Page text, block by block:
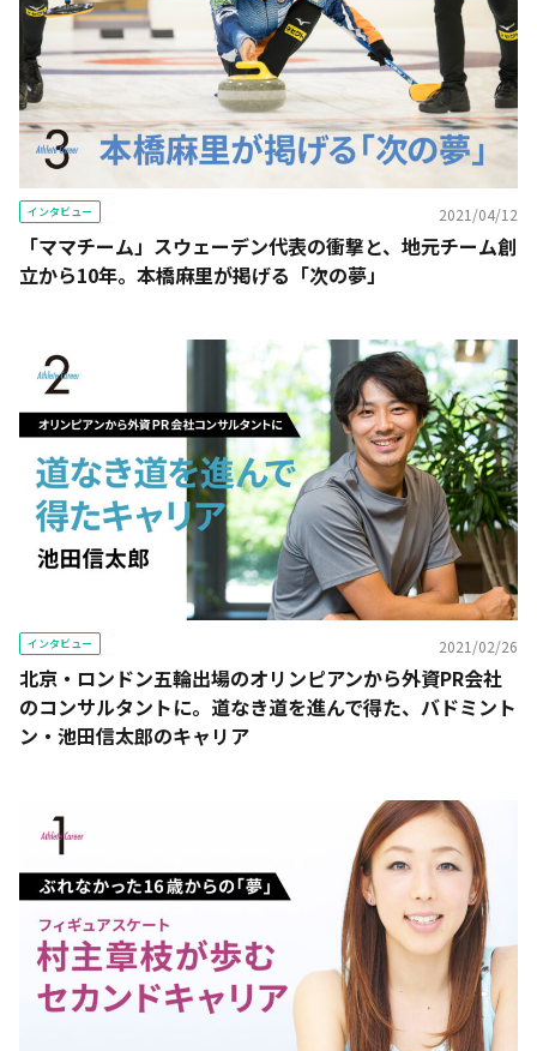
インタビュー 2021/04/12
「ママチーム」スウェーデン代表の衝撃と、地元チーム創
立から10年。本橋麻里が掲げる「次の夢」
インタビュー 2021/02/26
北京・ロンドン五輪出場のオリンピアンから外資PR会社
のコンサルタントに。道なき道を進んで得た、バドミント
ン・池田信太郎のキャリア